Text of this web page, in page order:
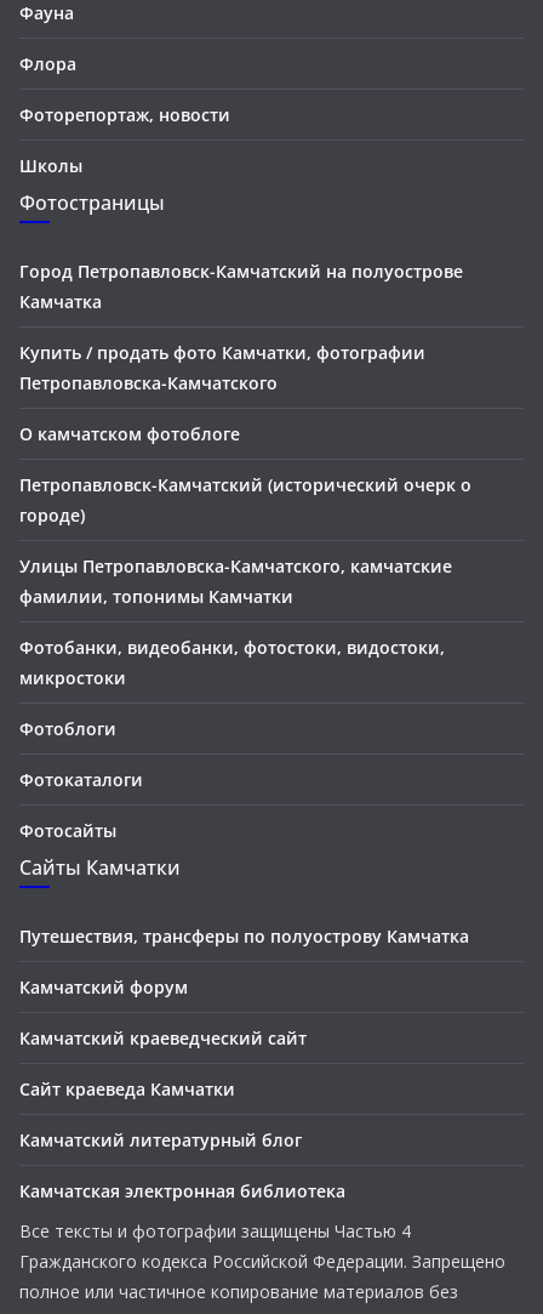
Фауна
Флора
Фоторепортаж, новости
Школы
Фотостраницы
Город Петропавловск-Камчатский на полуострове
Камчатка
Купить / продать фото Камчатки, фотографии
Петропавловска-Камчатского
О камчатском фотоблоге
Петропавловск-Камчатский (исторический очерк о
городе)
Улицы Петропавловска-Камчатского, камчатские
фамилии, топонимы Камчатки
Фотобанки, видеобанки, фотостоки, видостоки,
микростоки
Фотоблоги
Фотокаталоги
Фотосайты
Сайты Камчатки
Путешествия, трансферы по полуострову Камчатка
Камчатский форум
Камчатский краеведческий сайт
Сайт краеведа Камчатки
Камчатский литературный блог
Камчатская электронная библиотека
Все тексты и фотографии защищены Частью 4
Гражданского кодекса Российской Федерации. Запрещено
полное или частичное копирование материалов без